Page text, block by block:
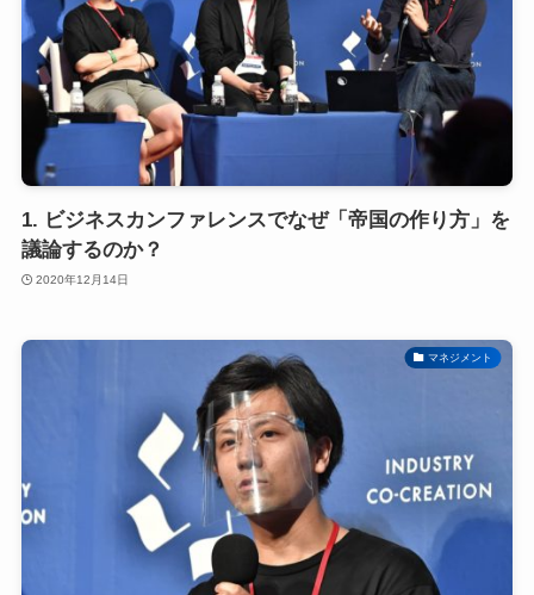
1. ビジネスカンファレンスでなぜ「帝国の作り方」を
議論するのか？
2020年12月14日
マネジメント